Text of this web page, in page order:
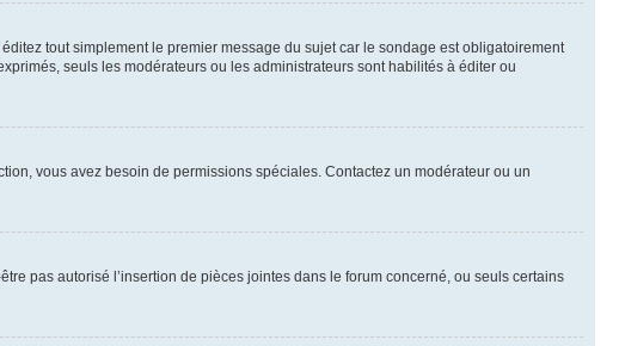
tout simplement le premier message du sujet car le sondage est obligatoirement
seuls les modérateurs ou les administrateurs sont habilités à éditer ou
vous avez besoin de permissions spéciales. Contactez un modérateur ou un
pas autorisé l’insertion de pièces jointes dans le forum concerné, ou seuls certains